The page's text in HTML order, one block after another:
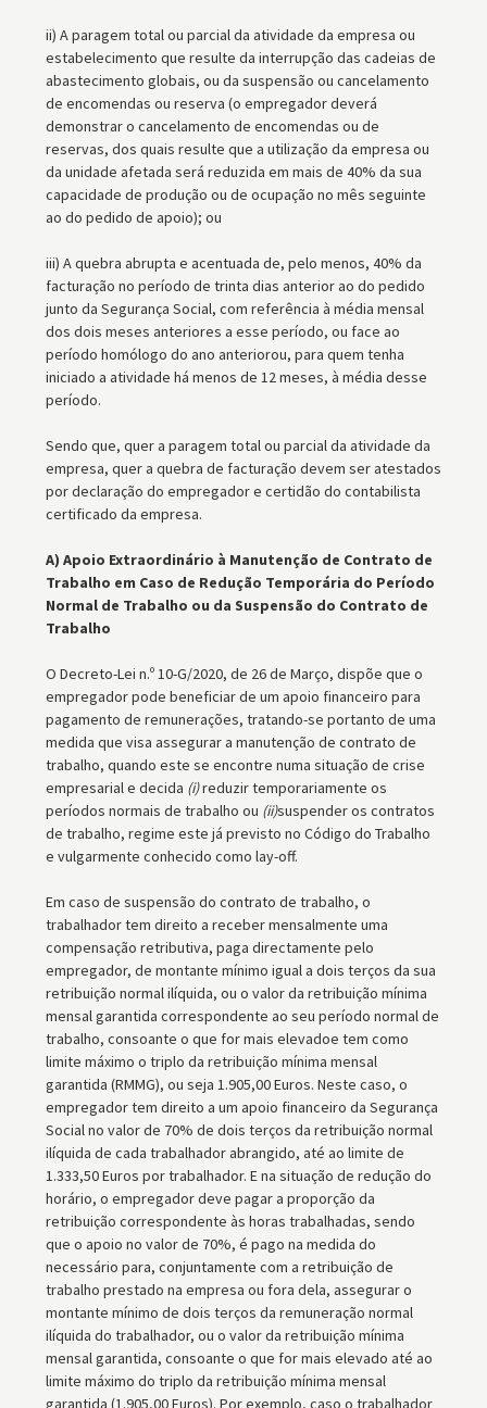
ii) A paragem total ou parcial da atividade da empresa ou
estabelecimento que resulte da interrupção das cadeias de
abastecimento globais, ou da suspensão ou cancelamento
de encomendas ou reserva (o empregador deverá
demonstrar o cancelamento de encomendas ou de
reservas, dos quais resulte que a utilização da empresa ou
da unidade afetada será reduzida em mais de 40% da sua
capacidade de produção ou de ocupação no mês seguinte
ao do pedido de apoio); ou
iii) A quebra abrupta e acentuada de, pelo menos, 40% da
facturação no período de trinta dias anterior ao do pedido
junto da Segurança Social, com referência à média mensal
dos dois meses anteriores a esse período, ou face ao
período homólogo do ano anteriorou, para quem tenha
iniciado a atividade há menos de 12 meses, à média desse
período.
Sendo que, quer a paragem total ou parcial da atividade da
empresa, quer a quebra de facturação devem ser atestados
por declaração do empregador e certidão do contabilista
certificado da empresa.
A) Apoio Extraordinário à Manutenção de Contrato de
Trabalho em Caso de Redução Temporária do Período
Normal de Trabalho ou da Suspensão do Contrato de
Trabalho
O Decreto-Lei n.º 10-G/2020, de 26 de Março, dispõe que o
empregador pode beneficiar de um apoio financeiro para
pagamento de remunerações, tratando-se portanto de uma
medida que visa assegurar a manutenção de contrato de
trabalho, quando este se encontre numa situação de crise
empresarial e decida (i)reduzir temporariamente os
períodos normais de trabalho ou (ii)suspender os contratos
de trabalho, regime este já previsto no Código do Trabalho
e vulgarmente conhecido como lay-off.
Em caso de suspensão do contrato de trabalho, o
trabalhador tem direito a receber mensalmente uma
compensação retributiva, paga directamente pelo
empregador, de montante mínimo igual a dois terços da sua
retribuição normal ilíquida, ou o valor da retribuição mínima
mensal garantida correspondente ao seu período normal de
trabalho, consoante o que for mais elevadoe tem como
limite máximo o triplo da retribuição mínima mensal
garantida (RMMG), ou seja 1.905,00 Euros. Neste caso, o
empregador tem direito a um apoio financeiro da Segurança
Social no valor de 70% de dois terços da retribuição normal
ilíquida de cada trabalhador abrangido, até ao limite de
1.333,50 Euros por trabalhador. E na situação de redução do
horário, o empregador deve pagar a proporção da
retribuição correspondente às horas trabalhadas, sendo
que o apoio no valor de 70%, é pago na medida do
necessário para, conjuntamente com a retribuição de
trabalho prestado na empresa ou fora dela, assegurar o
montante mínimo de dois terços da remuneração normal
ilíquida do trabalhador, ou o valor da retribuição mínima
mensal garantida, consoante o que for mais elevado até ao
limite máximo do triplo da retribuição mínima mensal
garantida (1.905,00 Euros). Por exemplo, caso o trabalhador